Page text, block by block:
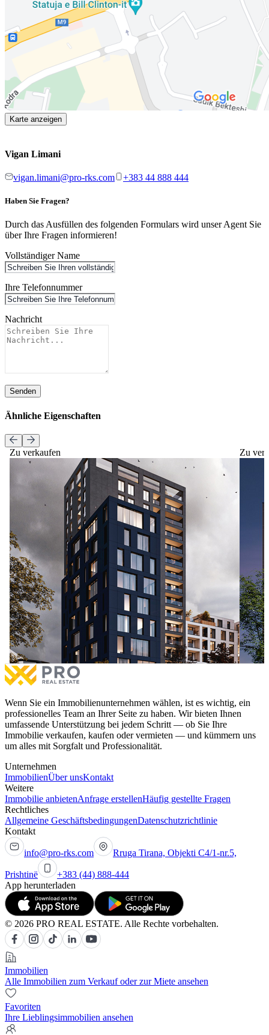
Karte anzeigen
Vigan Limani
vigan.limani@pro-rks.com +383 44 888 444
Haben Sie Fragen?
Durch das Ausfüllen des folgenden Formulars wird unser Agent Sie
über Ihre Fragen informieren!
Vollständiger Name
Ihre Telefonnummer
Nachricht
Senden
Ähnliche Eigenschaften
Zu verkaufen
Wohnung 128,6 m² zum #VERKAUF im Muhaxherëve
Viertel.
Wohnung 128,6 m² zum #VERKAUF im Muhaxherëve
Viertel.
€237,900
zu verkaufen
879.0%
3 Schlafzimmer
1 Balkon Mehr
Zu
€1,600
3
Wenn Sie ein Immobilienunternehmen wählen, ist es wichtig, ein
professionelles Team an Ihrer Seite zu haben. Wir bieten Ihnen
umfassende Unterstützung bei jedem Schritt — ob Sie Ihre
Immobilie verkaufen, kaufen oder vermieten — und kümmern uns
um alles mit Sorgfalt und Professionalität.
Unternehmen
ImmobilienÜber unsKontakt
Weitere
Immobilie anbietenAnfrage erstellenHäufig gestellte Fragen
Rechtliches
Allgemeine GeschäftsbedingungenDatenschutzrichtlinie
Kontakt
info@pro-rks.com Rruga Tirana, Objekti C4/1-nr.5,
Prishtinë
+383 (44) 888-444
App herunterladen
© 2026 PRO REAL ESTATE. Alle Rechte vorbehalten.
Immobilien
Alle Immobilien zum Verkauf oder zur Miete ansehen
Favoriten
Ihre Lieblingsimmobilien ansehen